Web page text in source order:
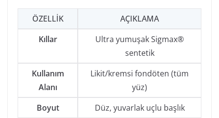
ÖZELLIK
AÇIKLAMA
Kıllar
Ultra yumuşak Sigmax®
sentetik
Kullanım
Alanı
Likit/kremsi fondöten (tüm
yüz)
Boyut
Düz, yuvarlak uçlu başlık